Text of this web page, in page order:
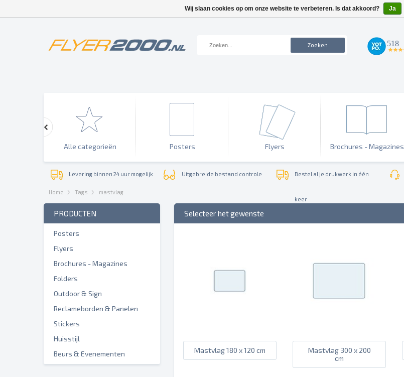
Zoeken 518
Alle categorieën Posters Flyers Brochures - Magazines
Levering binnen 24 uur mogelijk Uitgebreide bestand controle Bestel al je drukwerk in één
keer
Home Tags mastvlag
PRODUCTEN
Posters
Flyers
Brochures - Magazines
Folders
Outdoor & Sign
Reclameborden & Panelen
Stickers
Huisstijl
Beurs & Evenementen
Selecteer het gewenste
Mastvlag 180 x 120 cm
Mastvlag 300 x 200
cm
Wij slaan cookies op om onze website te verbeteren. Is dat akkoord? Ja